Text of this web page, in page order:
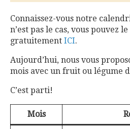
Connaissez-vous notre
n’est pas le cas, vous pouvez
gratuitement ICI.
Aujourd’hui, nous vous
mois avec un fruit ou légume
C’est parti!
Mois